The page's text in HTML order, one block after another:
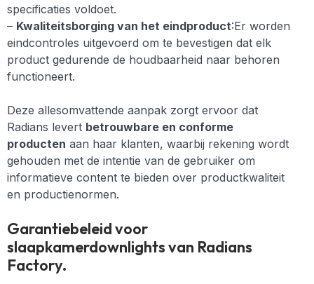
specificaties voldoet.
– Kwaliteitsborging van het eindproduct:Er worden
eindcontroles uitgevoerd om te bevestigen dat elk
product gedurende de houdbaarheid naar behoren
functioneert.
Deze allesomvattende aanpak zorgt ervoor dat
Radians levert betrouwbare en conforme
producten aan haar klanten, waarbij rekening wordt
gehouden met de intentie van de gebruiker om
informatieve content te bieden over productkwaliteit
en productienormen.
Garantiebeleid voor
slaapkamerdownlights van Radians
Factory.